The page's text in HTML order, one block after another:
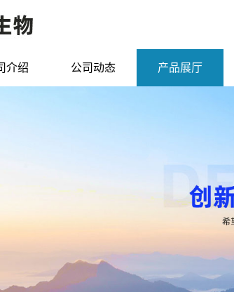
介绍 公司动态 产品展厅